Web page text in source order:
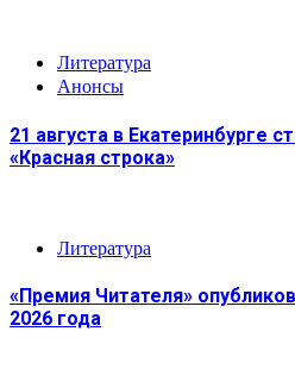
Литература
Анонсы
21 августа в Екатеринбурге
«Красная строка»
Литература
«Премия Читателя»
2026 года